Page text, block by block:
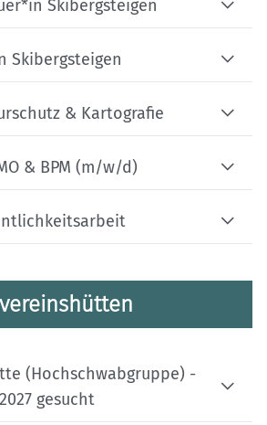
Skibergsteigen
Skibergsteigen
& Kartografie
& BPM (m/w/d)
(Hochschwabgruppe) -
gesucht